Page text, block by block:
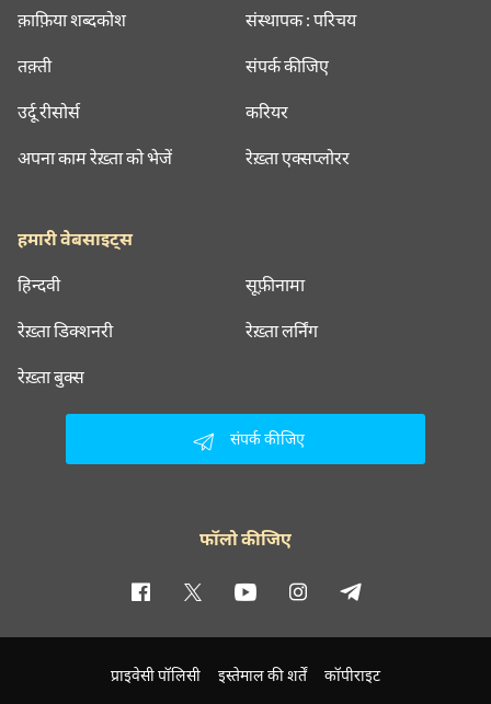
क़ाफ़िया शब्दकोश
तक़्ती
उर्दू रीसोर्स
अपना काम रेख़्ता को भेजें
संस्थापक : परिचय
संपर्क कीजिए
करियर
रेख़्ता एक्सप्लोरर
हमारी वेबसाइट्स
हिन्दवी सूफ़ीनामा
रेख़्ता डिक्शनरी रेख़्ता लर्निंग
रेख़्ता बुक्स
संपर्क कीजिए
फॉलो कीजिए
प्राइवेसी पॉलिसी इस्तेमाल की शर्तें कॉपीराइट